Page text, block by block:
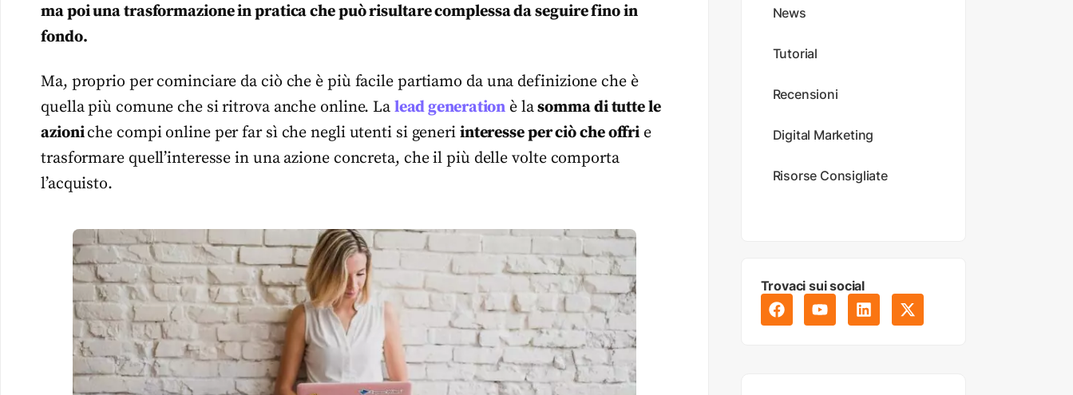
ma poi una trasformazione in pratica che può risultare complessa da seguire fino in
fondo.
Ma, proprio per cominciare da ciò che è più facile partiamo da una definizione che è
quella più comune che si ritrova anche online. La lead generation è lasomma di tutte le
azioniche compi online per far sì che negli utenti si generi interesse per ciò che offri e
trasformare quell’interesse in una azione concreta, che il più delle volte comporta
l’acquisto.
News
Tutorial
Recensioni
Digital Marketing
Risorse Consigliate
Trovaci sui social